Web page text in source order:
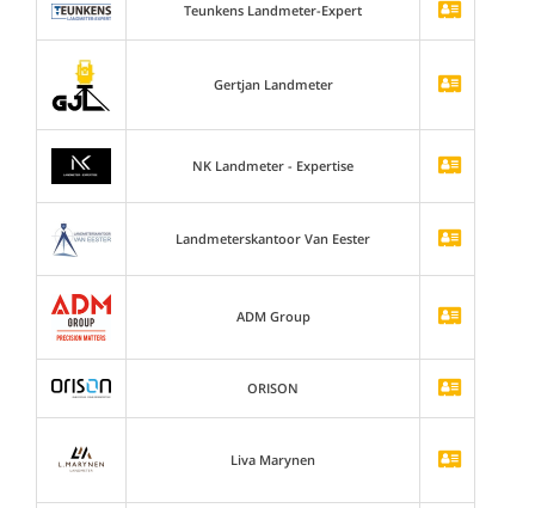
Teunkens Landmeter-Expert
Gertjan Landmeter
NK Landmeter - Expertise
Landmeterskantoor Van Eester
ADM Group
ORISON
Liva Marynen